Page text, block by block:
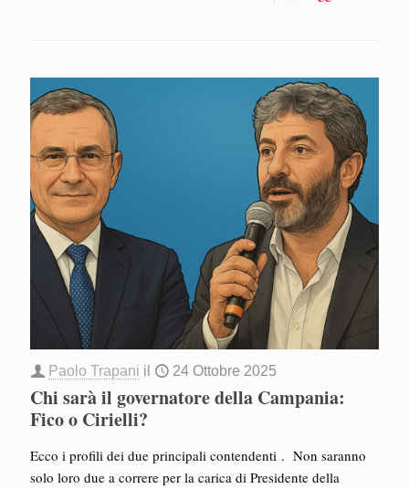
Paolo Trapani il 24 Ottobre 2025
Chi sarà il governatore della Campania:
Fico o Cirielli?
Ecco i profili dei due principali contendenti . Non saranno
solo loro due a correre per la carica di Presidente della